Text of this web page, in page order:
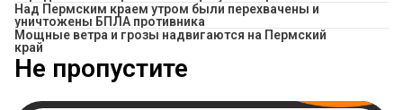
Над Пермским краем утром были перехвачены и
уничтожены БПЛА противника
Мощные ветра и грозы надвигаются на Пермский
край
Не пропустите